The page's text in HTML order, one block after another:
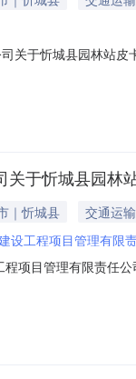
关于忻城县园林站
站采购单位地址韦兰
于忻城县园
｜忻城县
交通运输
设工程项目管理有限
项目管理有限责任
本项目于2017年9